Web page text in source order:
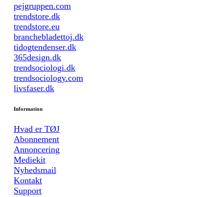
pejgruppen.com
trendstore.dk
trendstore.eu
branchebladettoj.dk
tidogtendenser.dk
365design.dk
trendsociologi.dk
trendsociology.com
livsfaser.dk
Information
Hvad er TØJ
Abonnement
Annoncering
Mediekit
Nyhedsmail
Kontakt
Support